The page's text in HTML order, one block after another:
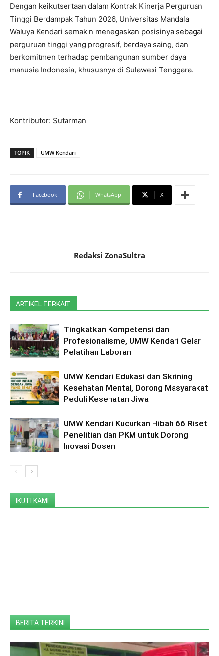
Dengan keikutsertaan dalam Kontrak Kinerja Perguruan
Tinggi Berdampak Tahun 2026, Universitas Mandala
Waluya Kendari semakin menegaskan posisinya sebagai
perguruan tinggi yang progresif, berdaya saing, dan
berkomitmen terhadap pembangunan sumber daya
manusia Indonesia, khususnya di Sulawesi Tenggara.
Kontributor: Sutarman
TOPIK UMW Kendari
Facebook WhatsApp X
Redaksi ZonaSultra
ARTIKEL TERKAIT
Tingkatkan Kompetensi dan
Profesionalisme, UMW Kendari Gelar
Pelatihan Laboran
UMW Kendari Edukasi dan Skrining
Kesehatan Mental, Dorong Masyarakat
Peduli Kesehatan Jiwa
UMW Kendari Kucurkan Hibah 66 Riset
Penelitian dan PKM untuk Dorong
Inovasi Dosen
IKUTI KAMI
BERITA TERKINI